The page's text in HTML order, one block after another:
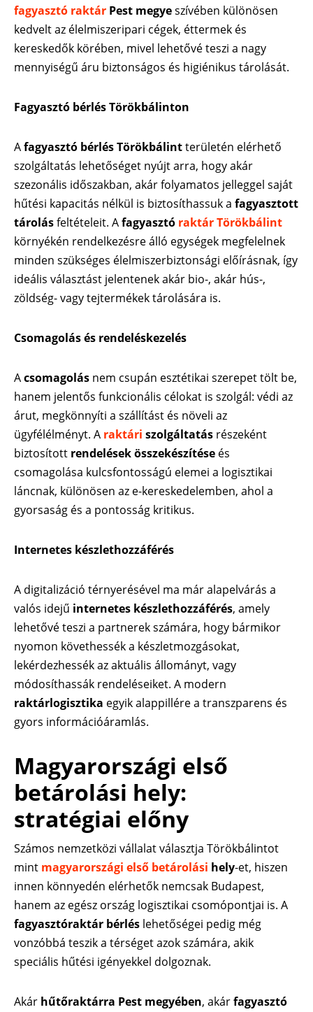
fagyasztó raktár Pest megyeszívében különösen
kedvelt az élelmiszeripari cégek, éttermek és
kereskedők körében, mivel lehetővé teszi a nagy
mennyiségű áru biztonságos és higiénikus tárolását.
Fagyasztó bérlés Törökbálinton
Afagyasztó bérlés Törökbálintterületén elérhető
szolgáltatás lehetőséget nyújt arra, hogy akár
szezonális időszakban, akár folyamatos jelleggel saját
hűtési kapacitás nélkül is biztosíthassuk a fagyasztott
tárolásfeltételeit. Afagyasztó raktár Törökbálint
környékén rendelkezésre álló egységek megfelelnek
minden szükséges élelmiszerbiztonsági előírásnak, így
ideális választást jelentenek akár bio-, akár hús-,
zöldség- vagy tejtermékek tárolására is.
Csomagolás és rendeléskezelés
Acsomagolás nem csupán esztétikai szerepet tölt be,
hanem jelentős funkcionális célokat is szolgál: védi az
árut, megkönnyíti a szállítást és növeli az
ügyfélélményt. A raktári szolgáltatás részeként
biztosított rendelések összekészítése és
csomagolása kulcsfontosságú elemei a logisztikai
láncnak, különösen az e-kereskedelemben, ahol a
gyorsaság és a pontosság kritikus.
Internetes készlethozzáférés
A digitalizáció térnyerésével ma már alapelvárás a
valós idejű internetes készlethozzáférés, amely
lehetővé teszi a partnerek számára, hogy bármikor
nyomon követhessék a készletmozgásokat,
lekérdezhessék az aktuális állományt, vagy
módosíthassák rendeléseiket. A modern
raktárlogisztika egyik alappillére a transzparens és
gyors információáramlás.
Magyarországi első
betárolási hely:
stratégiai előny
Számos nemzetközi vállalat választja Törökbálintot
mint magyarországi első betárolási hely-et, hiszen
innen könnyedén elérhetők nemcsak Budapest,
hanem az egész ország logisztikai csomópontjai is. A
fagyasztóraktár bérlés lehetőségei pedig még
vonzóbbá teszik a térséget azok számára, akik
speciális hűtési igényekkel dolgoznak.
Akár hűtőraktárra Pest megyében, akárfagyasztó